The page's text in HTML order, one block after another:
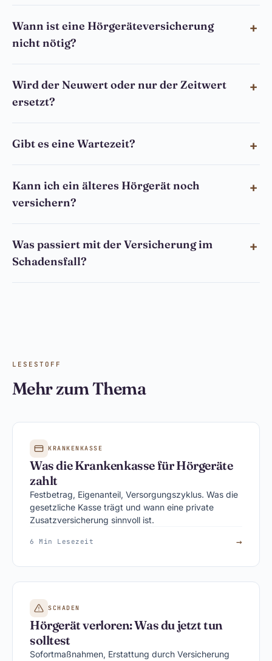
Wann ist eine Hörgeräteversicherung
nicht nötig?
Wird der Neuwert oder nur der Zeitwert
ersetzt?
Gibt es eine Wartezeit?
Kann ich ein älteres Hörgerät noch
versichern?
Was passiert mit der Versicherung im
Schadensfall?
LESESTOFF
Mehr zum Thema
KRANKENKASSE
Was die Krankenkasse für Hörgeräte
zahlt
Festbetrag, Eigenanteil, Versorgungszyklus. Was die
gesetzliche Kasse trägt und wann eine private
Zusatzversicherung sinnvoll ist.
6 Min Lesezeit →
SCHADEN
Hörgerät verloren: Was du jetzt tun
solltest
Sofortmaßnahmen, Erstattung durch Versicherung